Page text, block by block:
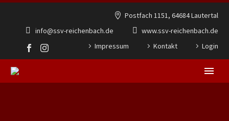
Postfach 1151, 64684 Lautertal
info@ssv-reichenbach.de
www.ssv-reichenbach.de
Impressum
Kontakt Login